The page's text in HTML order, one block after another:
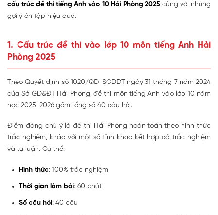
cấu trúc đề thi tiếng Anh vào 10 Hải Phòng 2025cùng với những
gợi ý ôn tập hiệu quả.
1. Cấu trúc đề thi vào lớp 10 môn tiếng Anh Hải
Phòng 2025
Theo Quyết định số 1020/QĐ-SGDĐT ngày 31 tháng 7 năm 2024
của Sở GD&ĐT Hải Phòng, đề thi môn tiếng Anh vào lớp 10 năm
học 2025-2026 gồm tổng số 40 câu hỏi.
Điểm đáng chú ý là đề thi Hải Phòng hoàn toàn theo hình thức
trắc nghiệm, khác với một số tỉnh khác kết hợp cả trắc nghiệm
và tự luận. Cụ thể:
Hình thức: 100% trắc nghiệm
Thời gian làm bài: 60 phút
Số câu hỏi: 40 câu